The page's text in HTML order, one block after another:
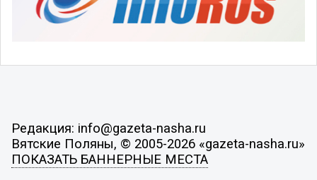
Редакция: info@gazeta-nasha.ru
Вятские Поляны, © 2005-2026 «gazeta-nasha.ru»
ПОКАЗАТЬ БАННЕРНЫЕ МЕСТА